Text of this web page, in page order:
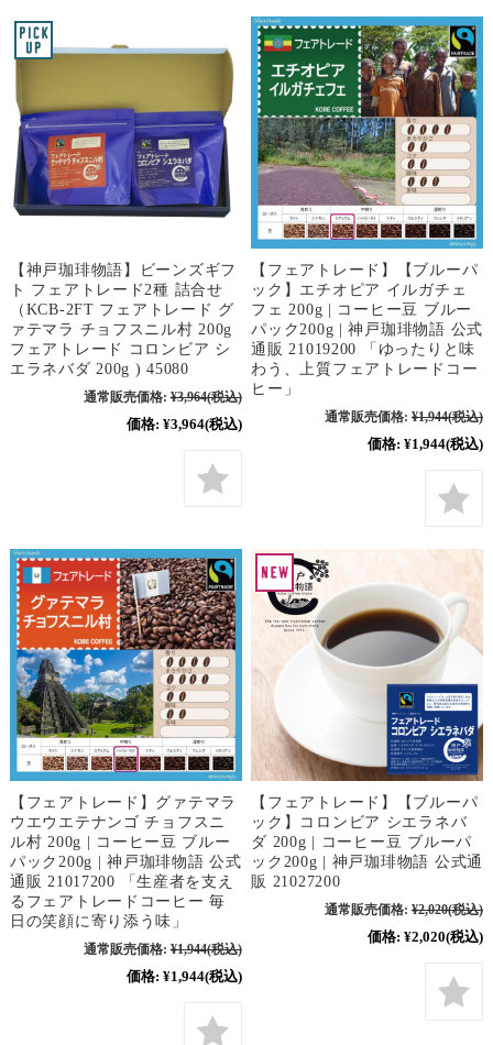
【神戸珈琲物語】ビーンズギフ
ト フェアトレード2種 詰合せ
（KCB-2FT フェアトレード グ
ァテマラ チョフスニル村 200g
フェアトレード コロンビア シ
エラネバダ 200g ) 45080
通常販売価格: ¥3,964(税込)
価格: ¥3,964(税込)
【フェアトレード】【ブルーパ
ック】エチオピア イルガチェ
フェ 200g | コーヒー豆 ブルー
パック200g | 神戸珈琲物語 公式
通販 21019200 「ゆったりと味
わう、上質フェアトレードコー
ヒー」
通常販売価格: ¥1,944(税込)
価格: ¥1,944(税込)
【フェアトレード】グァテマラ
ウエウエテナンゴ チョフスニ
ル村 200g | コーヒー豆 ブルー
パック200g | 神戸珈琲物語 公式
通販 21017200 「生産者を支え
るフェアトレードコーヒー 毎
日の笑顔に寄り添う味」
通常販売価格: ¥1,944(税込)
価格: ¥1,944(税込)
【フェアトレード】【ブルーパ
ック】コロンビア シエラネバ
ダ 200g | コーヒー豆 ブルーパ
ック200g | 神戸珈琲物語 公式通
販 21027200
通常販売価格: ¥2,020(税込)
価格: ¥2,020(税込)